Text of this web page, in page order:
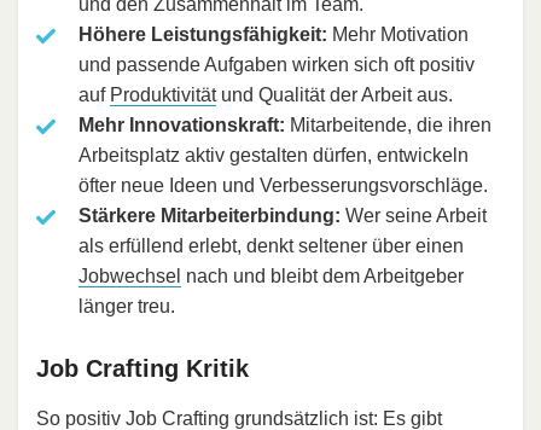
und den Zusammenhalt im Team.
Höhere Leistungsfähigkeit: Mehr Motivation
und passende Aufgaben wirken sich oft positiv
auf Produktivitätund Qualität der Arbeit aus.
Mehr Innovationskraft: Mitarbeitende, die ihren
Arbeitsplatz aktiv gestalten dürfen, entwickeln
öfter neue Ideen und Verbesserungsvorschläge.
Stärkere Mitarbeiterbindung: Wer seine Arbeit
als erfüllend erlebt, denkt seltener über einen
Jobwechsel nach und bleibt dem Arbeitgeber
länger treu.
Job Crafting Kritik
So positiv Job Crafting grundsätzlich ist: Es gibt